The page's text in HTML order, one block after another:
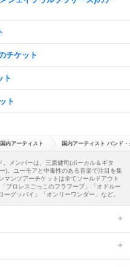
チケット
ト
ト
国内アーティスト 国内アーティスト バンド
メンバーは、三原健司(ボーカル＆ギタ
)。ユーモアと中毒性のある音楽で注目を集
ンツアーチケットは全てソールドアウト
プロレスごっこのフラフープ」「オドルー
グッバイ」「オンリーワンダー」など。